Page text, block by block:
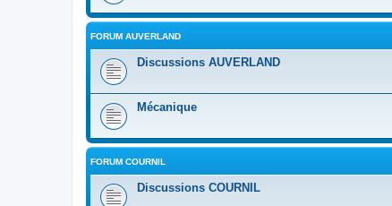
FORUM AUVERLAND
Discussions AUVERLAND
Mécanique
FORUM COURNIL
Discussions COURNIL